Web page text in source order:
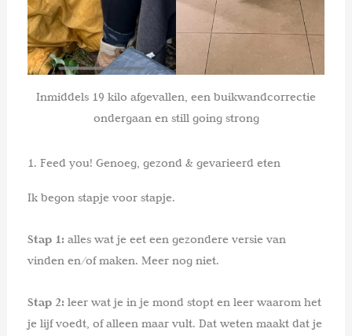
Inmiddels 19 kilo afgevallen, een buikwandcorrectie
ondergaan en still going strong
1. Feed you! Genoeg, gezond & gevarieerd eten
Ik begon stapje voor stapje.
Stap 1: alles wat je eet een gezondere versie van
vinden en/of maken. Meer nog niet.
Stap 2: leer wat je in je mond stopt en leer waarom het
je lijf voedt, of alleen maar vult. Dat weten maakt dat je